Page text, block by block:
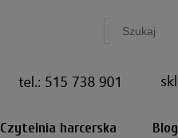
Czytelnia harcerska Blog